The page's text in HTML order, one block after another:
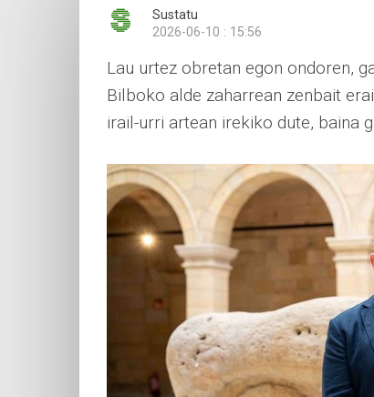
Sustatu
2026-06-10 : 15:56
Lau urtez obretan egon ondoren,
Bilboko alde zaharrean zenbait
irail-urri artean irekiko dute, baina